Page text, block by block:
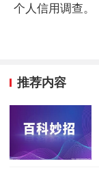
个人信用调查。
推荐内容